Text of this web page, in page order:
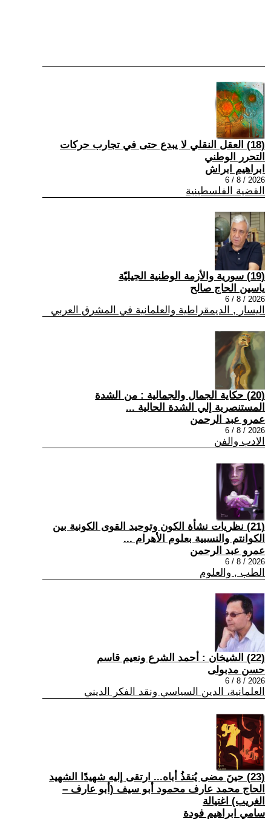
(18) العقل النقلي لا يبدع حتى في تجارب حركات
التحرر الوطني
ابراهيم ابراش
2026 / 8 / 6
القضية الفلسطينية
(19) سورية والأزمة الوطنية الجيليّة
ياسين الحاج صالح
2026 / 8 / 6
اليسار , الديمقراطية والعلمانية في المشرق العربي
(20) حكاية الجمال والجمالية : من الشدة
المستنصرية إلي الشدة الحالية ...
عمرو عبد الرحمن
2026 / 8 / 6
الادب والفن
(21) نظريات نشأة الكون وتوحيد القوى الكونية بين
الكوانتم والنسبية بعلوم الأهرام ...
عمرو عبد الرحمن
2026 / 8 / 6
الطب , والعلوم
(22) الشيخان : أحمد الشرع ونعيم قاسم
حسن مدبولى
2026 / 8 / 6
العلمانية، الدين السياسي ونقد الفكر الديني
(23) حينَ مضى يُنقذُ أباه... ارتقى إليه شهيدًا الشهيد
الحاج محمد عارف محمود أبو سيف (أبو عارف –
الغريب) اغتيالة
سامي ابراهيم فودة